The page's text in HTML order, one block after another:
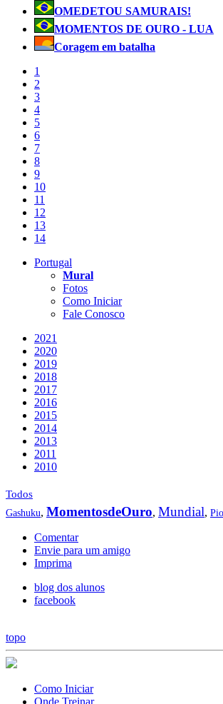
OMEDETOU SAMURAIS!
MOMENTOS DE OURO - LUA
Coragem em batalha
1
2
3
4
5
6
7
8
9
10
11
12
13
14
Portugal
Mural
Fotos
Como Iniciar
Fale Conosco
2021
2020
2019
2018
2017
2016
2015
2014
2013
2011
2010
Todos
Gashuku, MomentosdeOuro, Mundial,
Comentar
Envie para um amigo
Imprima
blog dos alunos
facebook
topo
Como Iniciar
Onde Treinar